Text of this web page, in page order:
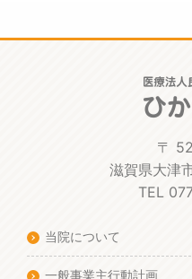
〒
滋賀県大津
TEL
当院について
一般事業主行動計画